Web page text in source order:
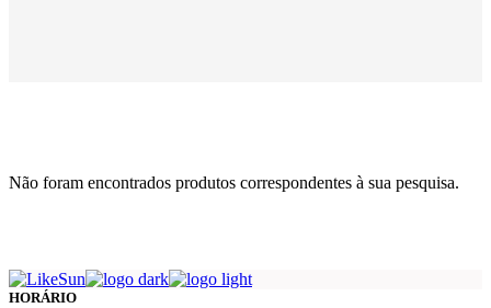
Não foram encontrados produtos correspondentes à sua pesquisa.
HORÁRIO